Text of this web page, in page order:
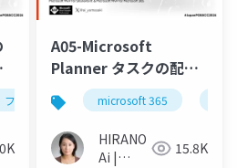
ファイル管理 microsoft365
A05-Microsoft
Planner タスクの配布
機能を利用して繰り返
しタスク作成をしよう
microsoft 365
HIRANO
Ai |
15.8K